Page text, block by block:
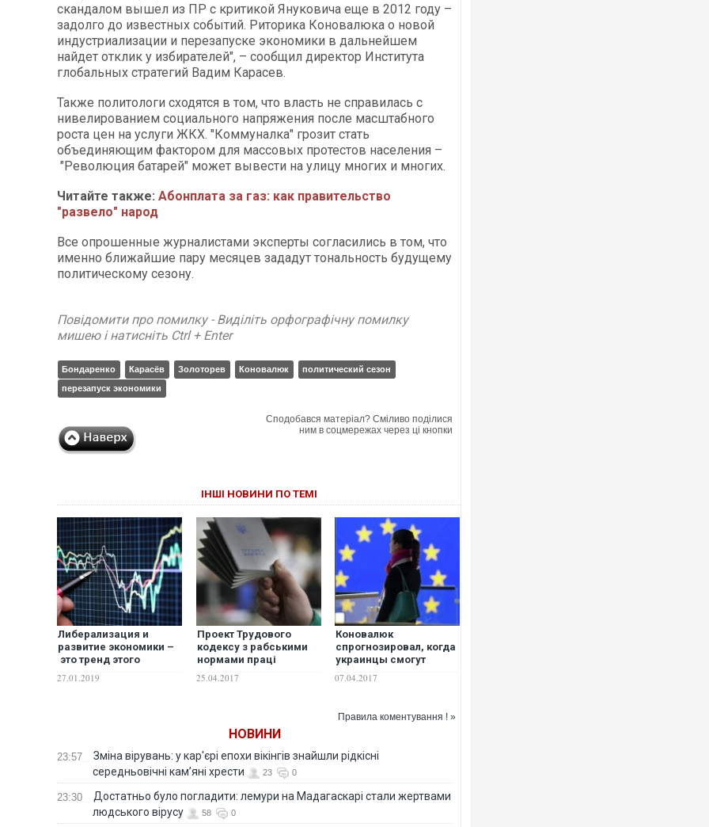
скандалом вышел из ПР с критикой Януковича еще в 2012 году –
задолго до известных событий. Риторика Коновалюка о новой
индустриализации и перезапуске экономики в дальнейшем
найдет отклик у избирателей", – сообщил директор Института
глобальных стратегий Вадим Карасев.
Также политологи сходятся в том, что власть не справилась с
нивелированием социального напряжения после масштабного
роста цен на услуги ЖКХ. "Коммуналка" грозит стать
объединяющим фактором для массовых протестов населения –
"Революция батарей" может вывести на улицу многих и многих.
Читайте также: Абонплата за газ: как правительство
"развело" народ
Все опрошенные журналистами эксперты согласились в том, что
именно ближайшие пару месяцев зададут тональность будущему
политическому сезону.
Повідомити про помилку - Виділіть орфографічну помилку
мишею і натисніть Ctrl + Enter
Бондаренко Карасёв Золоторев Коновалюк
политический сезон
перезапуск экономики
Сподобався матеріал? Сміливо поділися
ним в соцмережах через ці кнопки
ІНШІ НОВИНИ ПО ТЕМІ
Либерализация и
развитие экономики –
это тренд этого
кандидатов в
27.01.2019
Проект Трудового
кодексу з рабськими
нормами праці
Коновалюк
25.04.2017
Коновалюк
спрогнозировал, когда
украинцы смогут
воспользоваться
07.04.2017
Правила коментування ! »
НОВИНИ
23:57
Зміна вірувань: у кар'єрі епохи вікінгів знайшли рідкісні
середньовічні кам’яні хрести
23 0
23:30
Достатньо було погладити: лемури на Мадагаскарі стали жертвами
людського вірусу
58 0